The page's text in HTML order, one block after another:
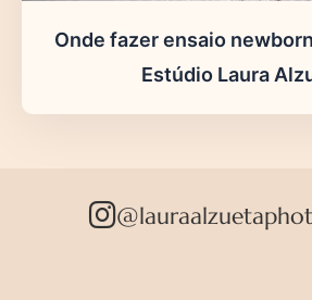
Onde fazer ensaio
Estúdio Laura